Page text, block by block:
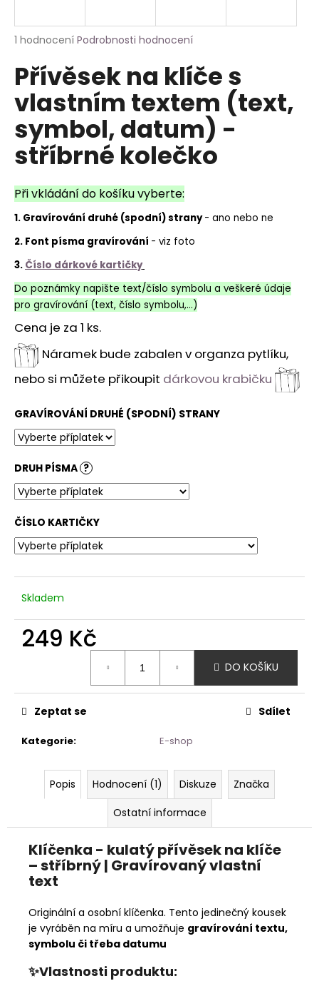
Průměrné
produktu
je
z
5
hvězdiček.
1 hodnocení Podrobnosti hodnocení
Přívěsek na klíče s
vlastním textem (text,
symbol, datum) -
stříbrné kolečko
Při vkládání do košíku vyberte:
1. Gravírování druhé (spodní) strany- ano nebo ne
2. Font písma gravírování - viz foto
3. Číslo dárkové kartičky
Do poznámky napište text/číslo symbolu a veškeré údaje
pro gravírování (text, číslo symbolu,...)
Cena je za 1 ks.
Náramek bude zabalen v organza pytlíku,
nebo si můžete přikoupit dárkovou krabičku
GRAVÍROVÁNÍ DRUHÉ (SPODNÍ) STRANY
DRUH PÍSMA ?
ČÍSLO KARTIČKY
Skladem
249 Kč
DO KOŠÍKU
Kategorie: E-shop
Zeptat se Sdílet
Popis Hodnocení (1) Diskuze
Značka
Ostatní informace
Klíčenka - kulatý přívěsek na klíče
– stříbrný | Gravírovaný vlastní
text
Originální a osobní klíčenka. Tento jedinečný kousek
je vyráběn na míru a umožňuje gravírování textu,
symbolu či třeba datumu
✨Vlastnosti produktu:
j
t
?
HLEDAT